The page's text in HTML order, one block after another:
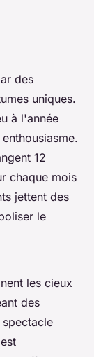
des
uniques.
à l'année
12
chaque mois
jettent des
le
les cieux
des
spectacle